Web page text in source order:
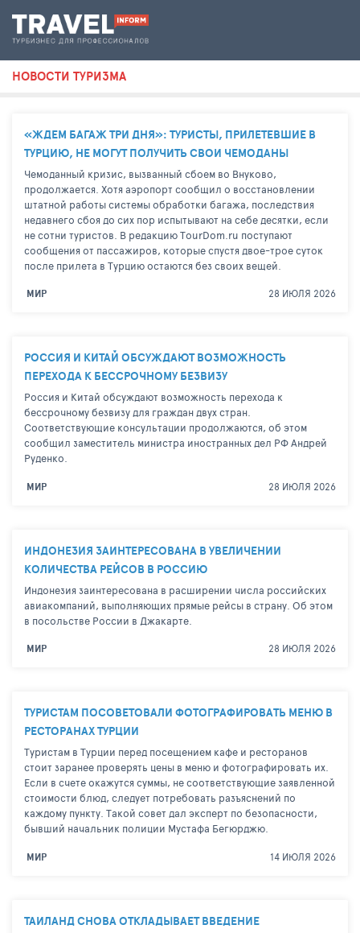
НОВОСТИ ТУРИЗМА
«ЖДЕМ БАГАЖ ТРИ ДНЯ»: ТУРИСТЫ, ПРИЛЕТЕВШИЕ В
ТУРЦИЮ, НЕ МОГУТ ПОЛУЧИТЬ СВОИ ЧЕМОДАНЫ
Чемоданный кризис, вызванный сбоем во Внуково,
продолжается. Хотя аэропорт сообщил о восстановлении
штатной работы системы обработки багажа, последствия
недавнего сбоя до сих пор испытывают на себе десятки, если
не сотни туристов. В редакцию TourDom.ru поступают
сообщения от пассажиров, которые спустя двое-трое суток
после прилета в Турцию остаются без своих вещей.
МИР 28 ИЮЛЯ 2026
РОССИЯ И КИТАЙ ОБСУЖДАЮТ ВОЗМОЖНОСТЬ
ПЕРЕХОДА К БЕССРОЧНОМУ БЕЗВИЗУ
Россия и Китай обсуждают возможность перехода к
бессрочному безвизу для граждан двух стран.
Соответствующие консультации продолжаются, об этом
сообщил заместитель министра иностранных дел РФ Андрей
Руденко.
МИР 28 ИЮЛЯ 2026
ИНДОНЕЗИЯ ЗАИНТЕРЕСОВАНА В УВЕЛИЧЕНИИ
КОЛИЧЕСТВА РЕЙСОВ В РОССИЮ
Индонезия заинтересована в расширении числа российских
авиакомпаний, выполняющих прямые рейсы в страну. Об этом
в посольстве России в Джакарте.
МИР 28 ИЮЛЯ 2026
ТУРИСТАМ ПОСОВЕТОВАЛИ ФОТОГРАФИРОВАТЬ МЕНЮ В
РЕСТОРАНАХ ТУРЦИИ
Туристам в Турции перед посещением кафе и ресторанов
стоит заранее проверять цены в меню и фотографировать их.
Если в счете окажутся суммы, не соответствующие заявленной
стоимости блюд, следует потребовать разъяснений по
каждому пункту. Такой совет дал эксперт по безопасности,
бывший начальник полиции Мустафа Бегюрджю.
МИР 14 ИЮЛЯ 2026
ТАИЛАНД СНОВА ОТКЛАДЫВАЕТ ВВЕДЕНИЕ